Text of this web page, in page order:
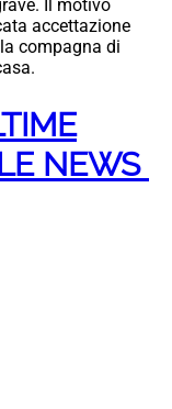
Il motivo
accettazione
compagna di
NEWS